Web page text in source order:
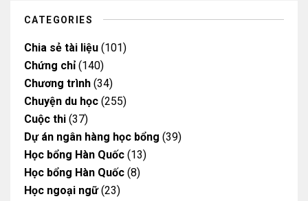
m
CATEGORIES
Chia sẻ tài liệu (101)
Chứng chỉ(140)
Chương trình (34)
Chuyện du học (255)
Cuộc thi (37)
Dự án ngân hàng học bổng (39)
Học bổng Hàn Quốc (13)
Học bổng Hàn Quốc (8)
Học ngoại ngữ(23)